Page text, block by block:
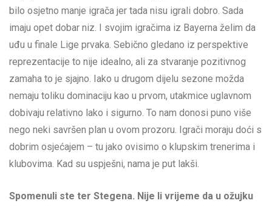
bilo osjetno manje igrača jer tada nisu igrali dobro. Sada
imaju opet dobar niz. I svojim igračima iz Bayerna želim da
uđu u finale Lige prvaka. Sebično gledano iz perspektive
reprezentacije to nije idealno, ali za stvaranje pozitivnog
zamaha to je sjajno. Iako u drugom dijelu sezone možda
nemaju toliku dominaciju kao u prvom, utakmice uglavnom
dobivaju relativno lako i sigurno. To nam donosi puno više
nego neki savršen plan u ovom prozoru. Igrači moraju doći s
dobrim osjećajem – tu jako ovisimo o klupskim trenerima i
klubovima. Kad su uspješni, nama je put lakši.
Spomenuli ste ter Stegena. Nije li vrijeme da u ožujku